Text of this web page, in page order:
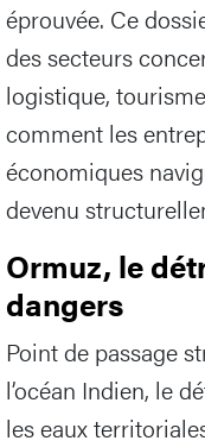
éprouvée. Ce
des secteurs
logistique,
comment les
économiques
devenu
Ormuz, le
dangers
Point de passage
l’océan Indien, le
les eaux